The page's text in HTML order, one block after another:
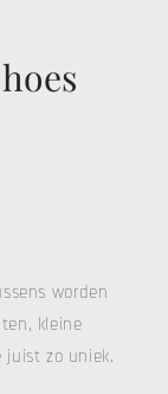
worden
kleine
juist zo uniek.